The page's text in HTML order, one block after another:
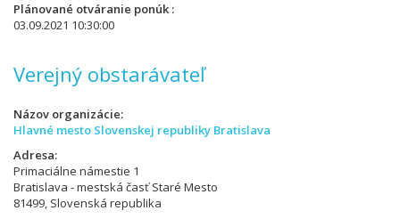
Plánované otváranie ponúk
03.09.2021 10:30:00
Verejný obstarávateľ
Názov organizácie
Hlavné mesto Slovenskej republiky Bratislava
Adresa
Primaciálne námestie 1
Bratislava - mestská časť Staré Mesto
81499, Slovenská republika